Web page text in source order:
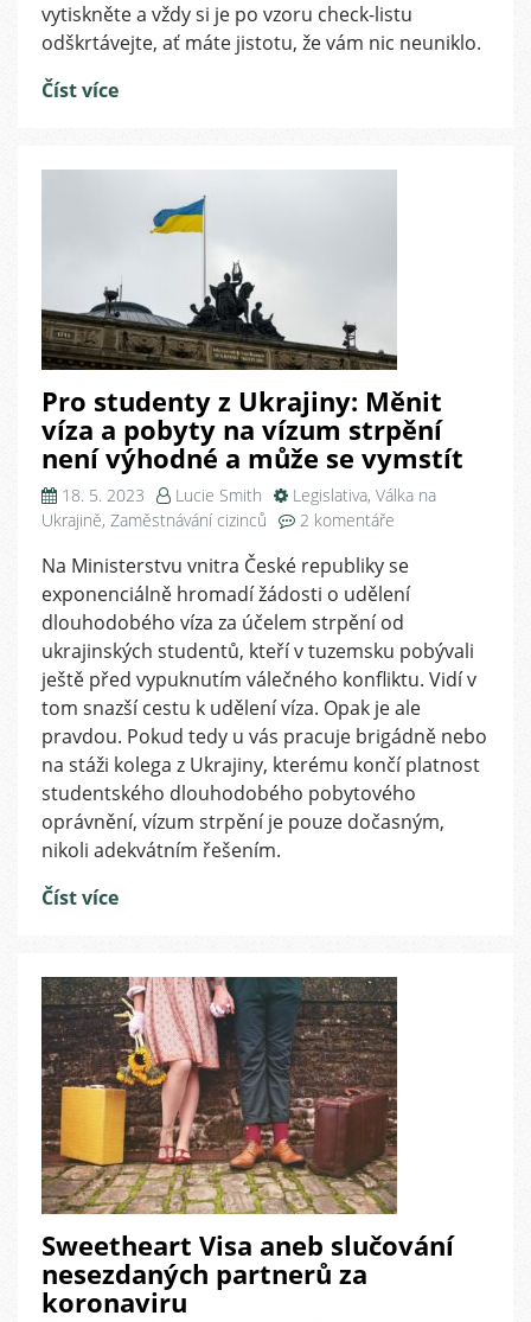
vízum
vytiskněte a vždy si je po vzoru check-listu
odškrtávejte, ať máte jistotu, že vám nic neuniklo.
Číst více
Pro studenty z Ukrajiny: Měnit
víza a pobyty na vízum strpění
není výhodné a může se vymstít
18. 5. 2023 Lucie Smith Legislativa, Válka na
Ukrajině, Zaměstnávání cizinců 2 komentáře
s
názvem
Pro
studenty
z
Ukrajiny:
Měnit
víza
a
pobyty
na
se
vymstít
Na Ministerstvu vnitra České republiky se
exponenciálně hromadí žádosti o udělení
dlouhodobého víza za účelem strpění od
ukrajinských studentů, kteří v tuzemsku pobývali
ještě před vypuknutím válečného konfliktu. Vidí v
tom snazší cestu k udělení víza. Opak je ale
pravdou. Pokud tedy u vás pracuje brigádně nebo
na stáži kolega z Ukrajiny, kterému končí platnost
studentského dlouhodobého pobytového
oprávnění, vízum strpění je pouze dočasným,
nikoli adekvátním řešením.
Číst více
Sweetheart Visa aneb slučování
nesezdaných partnerů za
koronaviru